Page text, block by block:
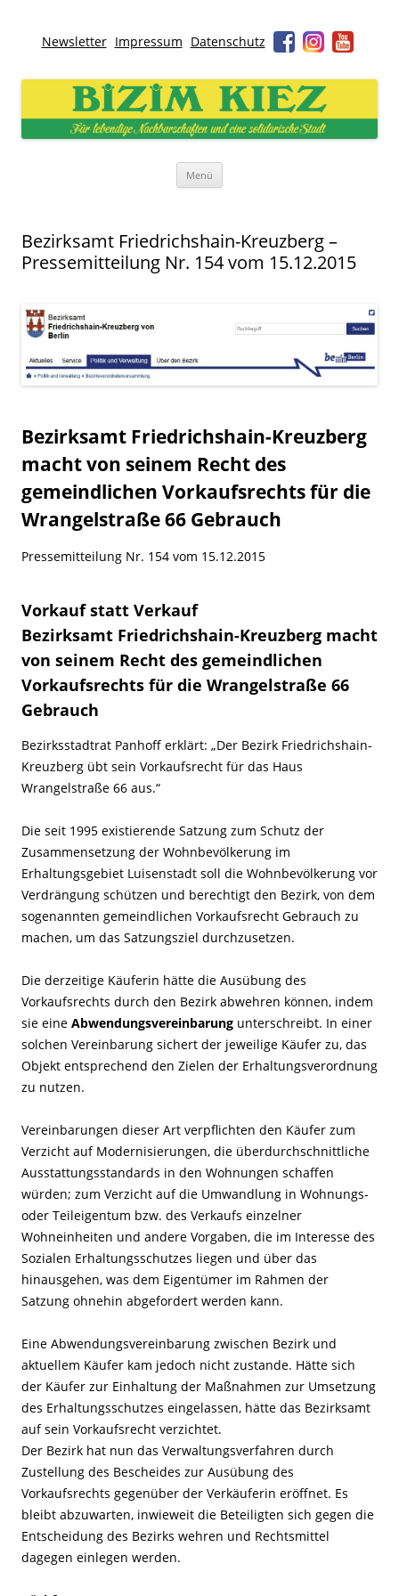
Newsletter Impressum Datenschutz
Bizim Kiez – Unser Kiez
Für lebendige Nachbarschaften und eine solidarische Stadt
Menü
Bezirksamt Friedrichshain-Kreuzberg –
Pressemitteilung Nr. 154 vom 15.12.2015
Bezirksamt Friedrichshain-Kreuzberg
macht von seinem Recht des
gemeindlichen Vorkaufsrechts für die
Wrangelstraße 66 Gebrauch
Pressemitteilung Nr. 154 vom 15.12.2015
Vorkauf statt Verkauf
Bezirksamt Friedrichshain-Kreuzberg macht
von seinem Recht des gemeindlichen
Vorkaufsrechts für die Wrangelstraße 66
Gebrauch
Bezirksstadtrat Panhoff erklärt: „Der Bezirk Friedrichshain-
Kreuzberg übt sein Vorkaufsrecht für das Haus
Wrangelstraße 66 aus.“
Die seit 1995 existierende Satzung zum Schutz der
Zusammensetzung der Wohnbevölkerung im
Erhaltungsgebiet Luisenstadt soll die Wohnbevölkerung vor
Verdrängung schützen und berechtigt den Bezirk, von dem
sogenannten gemeindlichen Vorkaufsrecht Gebrauch zu
machen, um das Satzungsziel durchzusetzen.
Die derzeitige Käuferin hätte die Ausübung des
Vorkaufsrechts durch den Bezirk abwehren können, indem
sie eine Abwendungsvereinbarung unterschreibt. In einer
solchen Vereinbarung sichert der jeweilige Käufer zu, das
Objekt entsprechend den Zielen der Erhaltungsverordnung
zu nutzen.
Vereinbarungen dieser Art verpflichten den Käufer zum
Verzicht auf Modernisierungen, die überdurchschnittliche
Ausstattungsstandards in den Wohnungen schaffen
würden; zum Verzicht auf die Umwandlung in Wohnungs-
oder Teileigentum bzw. des Verkaufs einzelner
Wohneinheiten und andere Vorgaben, die im Interesse des
Sozialen Erhaltungsschutzes liegen und über das
hinausgehen, was dem Eigentümer im Rahmen der
Satzung ohnehin abgefordert werden kann.
Eine Abwendungsvereinbarung zwischen Bezirk und
aktuellem Käufer kam jedoch nicht zustande. Hätte sich
der Käufer zur Einhaltung der Maßnahmen zur Umsetzung
des Erhaltungsschutzes eingelassen, hätte das Bezirksamt
auf sein Vorkaufsrecht verzichtet.
Der Bezirk hat nun das Verwaltungsverfahren durch
Zustellung des Bescheides zur Ausübung des
Vorkaufsrechts gegenüber der Verkäuferin eröffnet. Es
bleibt abzuwarten, inwieweit die Beteiligten sich gegen die
Entscheidung des Bezirks wehren und Rechtsmittel
dagegen einlegen werden.